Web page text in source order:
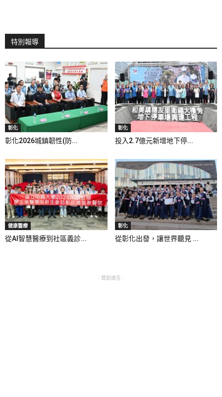
特別報導
彰化
彰化2026城鎮韌性(防...
彰化
投入2.7億元新增地下停...
健康醫療
從AI智慧醫療到社區義診...
彰化
從彰化出發，讓世界聽見 ...
- 贊助廣告 -